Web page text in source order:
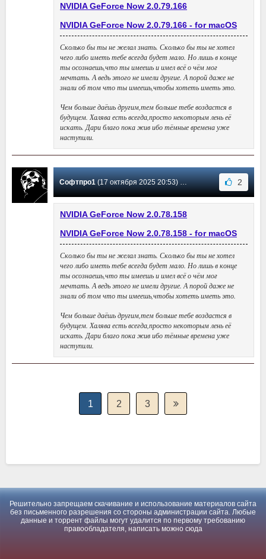
NVIDIA GeForce Now 2.0.79.166
NVIDIA GeForce Now 2.0.79.166 - for macOS
Сколько бы ты не желал знать. Сколько бы ты не хотел
чего либо иметь тебе всегда будет мало. Но лишь в конце
ты осознаешь,что ты имеешь и имел всё о чём мог
мечтать. А ведь этого не имели другие. А порой даже не
знали об том что ты имеешь,чтобы хотеть иметь это.
Чем больше даёшь другим,тем больше тебе воздастся в
будущем. Халява есть всегда,просто некоторым лень её
искать. Дари благо пока жив ибо тёмные времена уже
наступили.
Софтпро1(17 октября 2025 20:53) Сообщение #29 2
NVIDIA GeForce Now 2.0.78.158
NVIDIA GeForce Now 2.0.78.158 - for macOS
Сколько бы ты не желал знать. Сколько бы ты не хотел
чего либо иметь тебе всегда будет мало. Но лишь в конце
ты осознаешь,что ты имеешь и имел всё о чём мог
мечтать. А ведь этого не имели другие. А порой даже не
знали об том что ты имеешь,чтобы хотеть иметь это.
Чем больше даёшь другим,тем больше тебе воздастся в
будущем. Халява есть всегда,просто некоторым лень её
искать. Дари благо пока жив ибо тёмные времена уже
наступили.
1 2 3
Решительно запрещаем скачивание и использование материалов сайта
без письменного разрешения со стороны администрации сайта. Любые
данные и торрент файлы могут удалится по первому требованию
правообладателя, написать можно сюда